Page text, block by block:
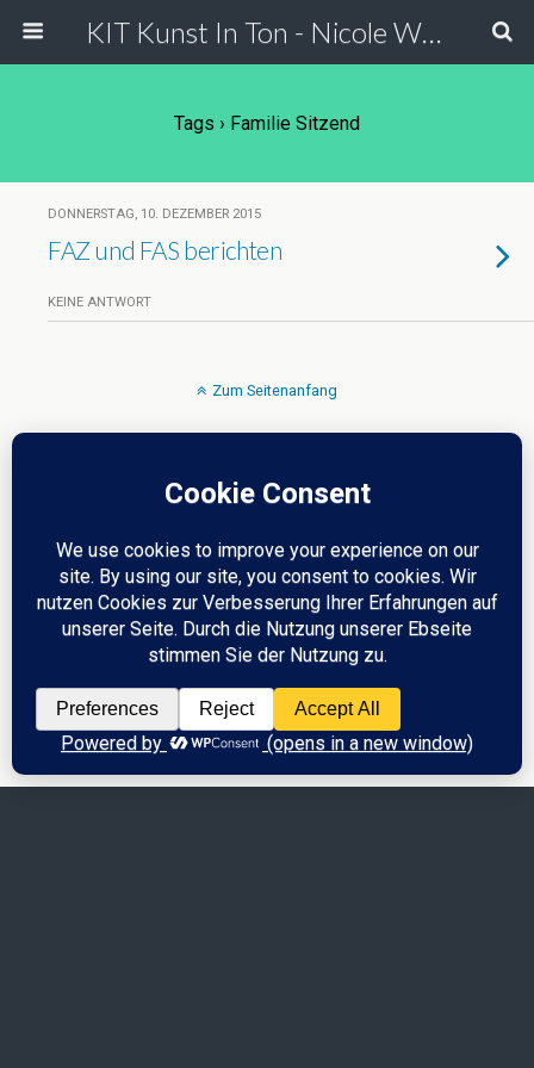
KIT Kunst In Ton - Nicole Wessels
Tags › Familie Sitzend
DONNERSTAG, 10. DEZEMBER 2015
FAZ und FAS berichten
KEINE ANTWORT
Zum Seitenanfang